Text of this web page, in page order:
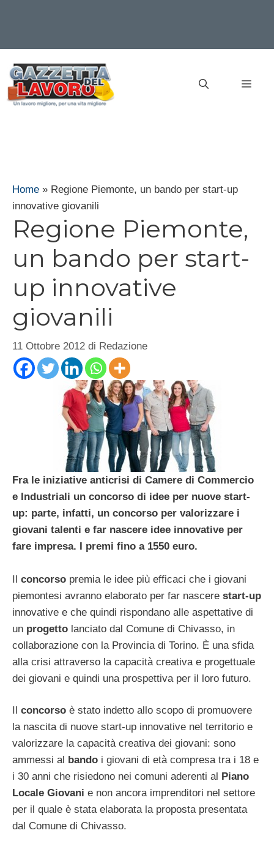
contenuto
Home » Regione Piemonte, un bando per start-up
innovative giovanili
Regione Piemonte,
un bando per start-
up innovative
giovanili
11 Ottobre 2012 di Redazione
Fra le iniziative anticrisi di Camere di Commercio
e Industriali un concorso di idee per nuove start-
up: parte, infatti, un concorso per valorizzare i
giovani talenti e far nascere idee innovative per
fare impresa. I premi fino a 1550 euro.
Il concorso premia le idee più efficaci che i giovani
piemontesi avranno elaborato per far nascere start-up
innovative e che quindi rispondano alle aspettative di
un progetto lanciato dal Comune di Chivasso, in
collaborazione con la Provincia di Torino. È una sfida
alla crisi attraverso la capacità creativa e progettuale
dei giovani e quindi una prospettiva per il loro futuro.
concorso è stato indetto allo scopo di promuovere
la nascita di nuove start-up innovative nel territorio e
valorizzare la capacità creativa dei giovani: sono
ammessi al bando i giovani di età compresa tra i 18 e
i 30 anni che risiedono nei comuni aderenti al Piano
Locale Giovani e non ancora imprenditori nel settore
per il quale è stata elaborata la proposta presentata
dal Comune di Chivasso.